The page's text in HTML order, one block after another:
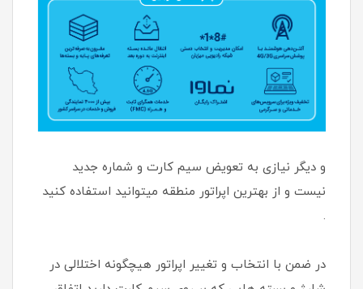
و دیگر نیازی به تعویض سیم کارت و شماره جدید
نیست و از بهترین اپراتور منطقه میتوانید استفاده کنید
.
در ضمن با انتخاب و تغییر اپراتور هیچگونه اختلالی در